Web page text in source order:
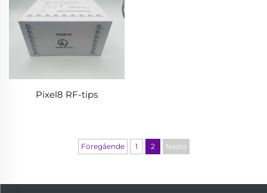
Pixel8 RF-tips
Föregående 1 2 Nästa